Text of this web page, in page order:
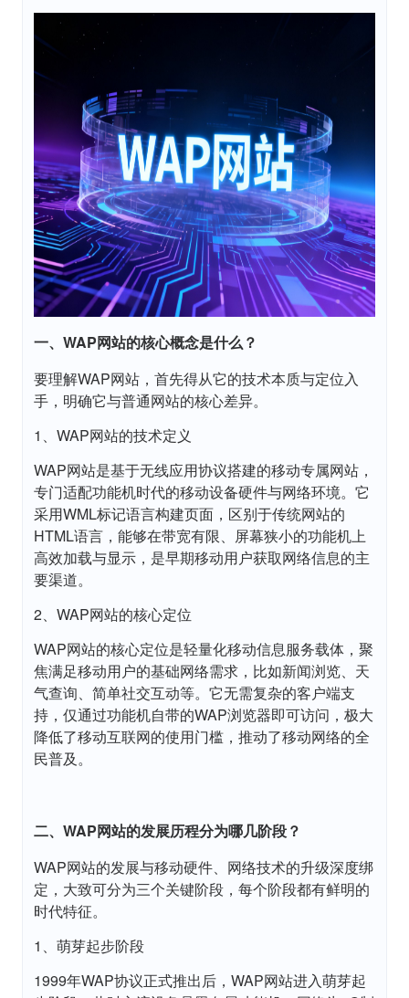
一、WAP网站的核心概念是什么？
要理解WAP网站，首先得从它的技术本质与定位入
手，明确它与普通网站的核心差异。
1、WAP网站的技术定义
WAP网站是基于无线应用协议搭建的移动专属网站，
专门适配功能机时代的移动设备硬件与网络环境。它
采用WML标记语言构建页面，区别于传统网站的
HTML语言，能够在带宽有限、屏幕狭小的功能机上
高效加载与显示，是早期移动用户获取网络信息的主
要渠道。
2、WAP网站的核心定位
WAP网站的核心定位是轻量化移动信息服务载体，聚
焦满足移动用户的基础网络需求，比如新闻浏览、天
气查询、简单社交互动等。它无需复杂的客户端支
持，仅通过功能机自带的WAP浏览器即可访问，极大
降低了移动互联网的使用门槛，推动了移动网络的全
民普及。
二、WAP网站的发展历程分为哪几阶段？
WAP网站的发展与移动硬件、网络技术的升级深度绑
定，大致可分为三个关键阶段，每个阶段都有鲜明的
时代特征。
1、萌芽起步阶段
1999年WAP协议正式推出后，WAP网站进入萌芽起